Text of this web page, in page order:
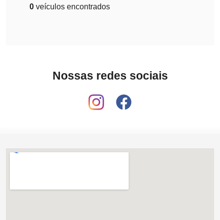
0 veículos encontrados
Nossas redes sociais